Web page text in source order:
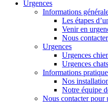
Urgences
Informations
Les étapes
Venir en
Nous contacter
Urgences
Urgences
Urgences chats
Informations
Nos
Notre équipe
Nous contacter pour